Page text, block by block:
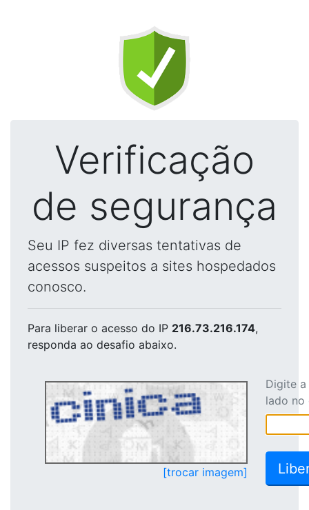
Verificação
de segurança
Seu IP fez diversas tentativas de
acessos suspeitos a sites hospedados
conosco.
Para liberar o acesso do IP 216.73.216.174,
responda ao desafio abaixo.
[trocar imagem]
Digite
lado no